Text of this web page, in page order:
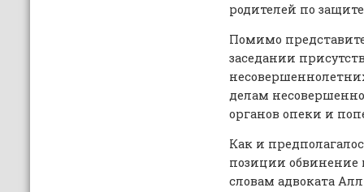
родителей по
Помимо
заседании
делам
органов опеки и
Как и
позиции обвинение
словам адвоката